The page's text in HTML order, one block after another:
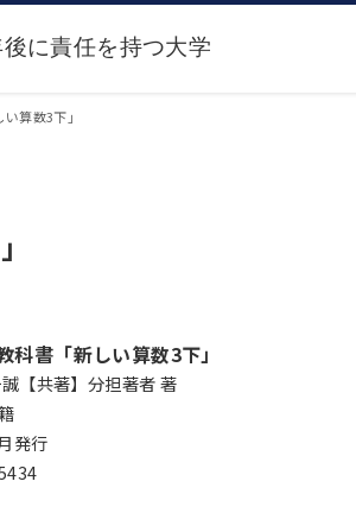
算数3下」
科書「新しい算数3下」
【共著】分担著者 著
発行